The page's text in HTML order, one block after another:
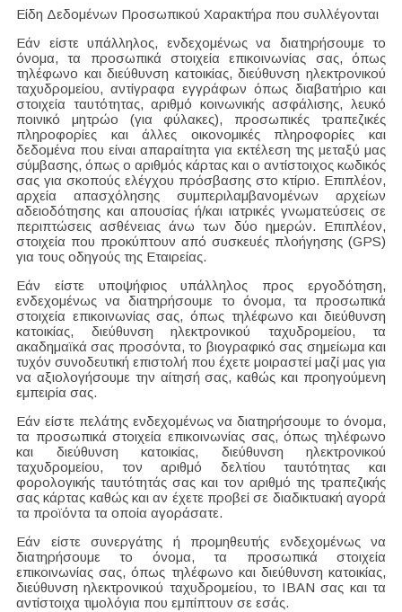
Είδη Δεδομένων Προσωπικού Χαρακτήρα που συλλέγονται
Εάν είστε υπάλληλος, ενδεχομένως να διατηρήσουμε το
όνομα, τα προσωπικά στοιχεία επικοινωνίας σας, όπως
τηλέφωνο και διεύθυνση κατοικίας, διεύθυνση ηλεκτρονικού
ταχυδρομείου, αντίγραφα εγγράφων όπως διαβατήριο και
στοιχεία ταυτότητας, αριθμό κοινωνικής ασφάλισης, λευκό
ποινικό μητρώο (για φύλακες), προσωπικές τραπεζικές
πληροφορίες και άλλες οικονομικές πληροφορίες και
δεδομένα που είναι απαραίτητα για εκτέλεση της μεταξύ μας
σύμβασης, όπως ο αριθμός κάρτας και ο αντίστοιχος κωδικός
σας για σκοπούς ελέγχου πρόσβασης στο κτίριο. Επιπλέον,
αρχεία απασχόλησης συμπεριλαμβανομένων αρχείων
αδειοδότησης και απουσίας ή/και ιατρικές γνωματεύσεις σε
περιπτώσεις ασθένειας άνω των δύο ημερών. Επιπλέον,
στοιχεία που προκύπτουν από συσκευές πλοήγησης (GPS)
για τους οδηγούς της Εταιρείας.
Εάν είστε υποψήφιος υπάλληλος προς εργοδότηση,
ενδεχομένως να διατηρήσουμε το όνομα, τα προσωπικά
στοιχεία επικοινωνίας σας, όπως τηλέφωνο και διεύθυνση
κατοικίας, διεύθυνση ηλεκτρονικού ταχυδρομείου, τα
ακαδημαϊκά σας προσόντα, το βιογραφικό σας σημείωμα και
τυχόν συνοδευτική επιστολή που έχετε μοιραστεί μαζί μας για
να αξιολογήσουμε την αίτησή σας, καθώς και προηγούμενη
εμπειρία σας.
Εάν είστε πελάτης ενδεχομένως να διατηρήσουμε το όνομα,
τα προσωπικά στοιχεία επικοινωνίας σας, όπως τηλέφωνο
και διεύθυνση κατοικίας, διεύθυνση ηλεκτρονικού
ταχυδρομείου, τον αριθμό δελτίου ταυτότητας και
φορολογικής ταυτότητάς σας και τον αριθμό της τραπεζικής
σας κάρτας καθώς και αν έχετε προβεί σε διαδικτυακή αγορά
τα προϊόντα τα οποία αγοράσατε.
Εάν είστε συνεργάτης ή προμηθευτής ενδεχομένως να
διατηρήσουμε το όνομα, τα προσωπικά στοιχεία
επικοινωνίας σας, όπως τηλέφωνο και διεύθυνση κατοικίας,
διεύθυνση ηλεκτρονικού ταχυδρομείου, το IBAN σας και τα
αντίστοιχα τιμολόγια που εμπίπτουν σε εσάς.